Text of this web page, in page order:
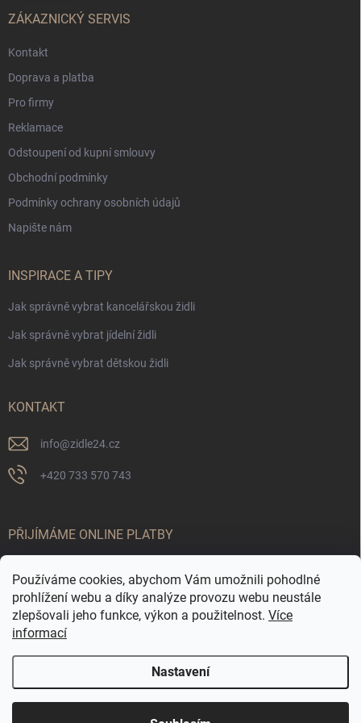
Používáme cookies, abychom Vám umožnili pohodlné
prohlížení webu a díky analýze provozu webu neustále
zlepšovali jeho funkce, výkon a použitelnost. Více
informací
Nastavení
ZÁKAZNICKÝ SERVIS
Kontakt
Doprava a platba
Pro firmy
Reklamace
Odstoupení od kupní smlouvy
Obchodní podmínky
Podmínky ochrany osobních údajů
Napište nám
INSPIRACE A TIPY
Jak správně vybrat kancelářskou židli
Jak správně vybrat jídelní židli
Jak správně vybrat dětskou židli
KONTAKT
info@zidle24.cz
+420 733 570 743
PŘIJÍMÁME ONLINE PLATBY
Židle24.cz . Všechna práva vyhrazena.